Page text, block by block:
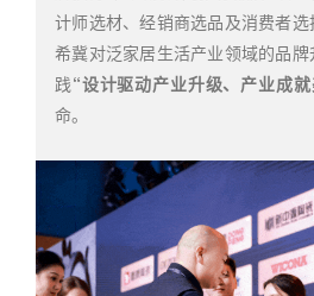
计师选材、经销商选品及消费者选
希冀对泛家居生活产业领域的品
践“设计驱动产业升级、产业成
命。